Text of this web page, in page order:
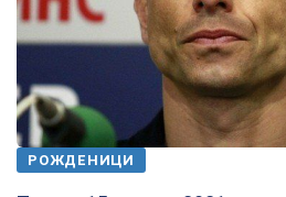
РОЖДЕНИЦИ